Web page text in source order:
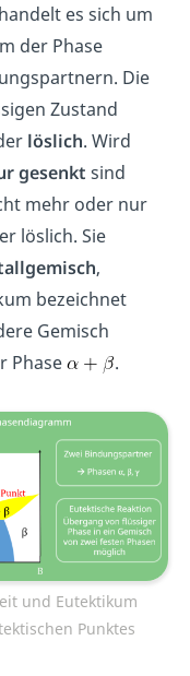
es sich um
der Phase
Die
Zustand
löslich. Wird
gesenkt sind
mehr oder nur
löslich. Sie
,
bezeichnet
Gemisch
Phase
.
und Eutektikum
Punktes